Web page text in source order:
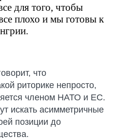
для того, чтобы
плохо и мы готовы к
что
риторике непросто,
членом НАТО и ЕС.
искать асимметричные
позиции до